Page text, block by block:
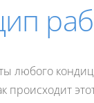
любого
происходит